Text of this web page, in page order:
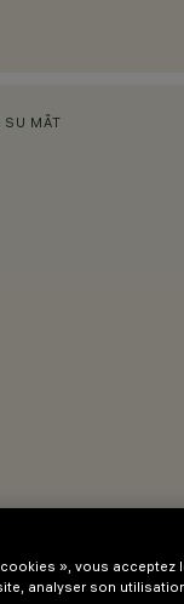
SU MÂT
», vous
analyser son